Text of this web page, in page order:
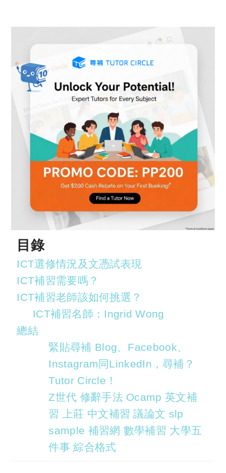
目錄
ICT選修情況及文憑試表現
ICT補習需要嗎？
ICT補習老師該如何挑選？
ICT補習名師：Ingrid Wong
總結
緊貼尋補 Blog、Facebook、
Instagram同LinkedIn，尋補？
Tutor Circle！
Z世代 修辭手法 Ocamp 英文補
習 上莊 中文補習 議論文 slp
sample 補習網 數學補習 大學五
件事 綜合格式